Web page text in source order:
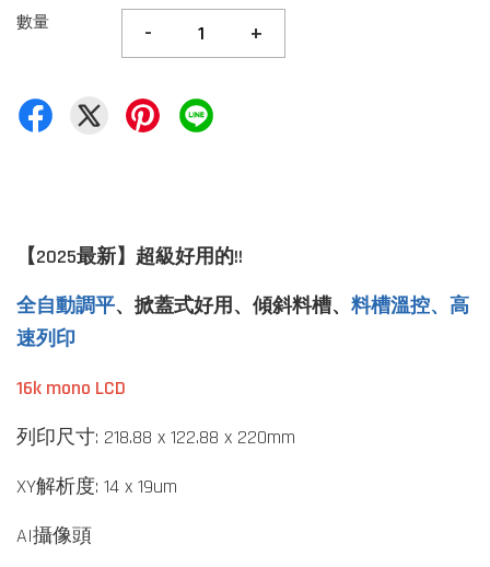
數量 - +
【2025最新】超級好用的!!
全自動調平、 掀蓋式好用、傾斜料槽、 料槽溫控、高
速列印
16k mono LCD
列印尺寸: 218.88 x 122.88 x 220mm
XY解析度: 14 x 19um
AI攝像頭